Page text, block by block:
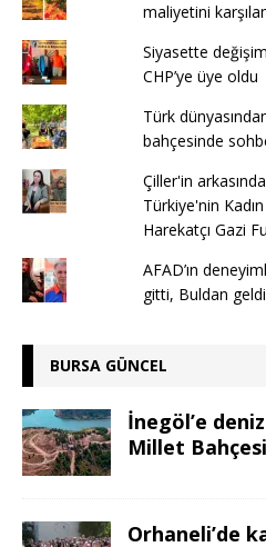
maliyetini
Siyasette
CHP’ye üye oldu
Türk
bahçesinde
Çiller'in
Türkiye'nin
Harekatçı Gazi
AFAD’ın
gitti, Buldan
BURSA GÜNCEL
İnegöl’e
Millet Bahçesi
Orhaneli’de